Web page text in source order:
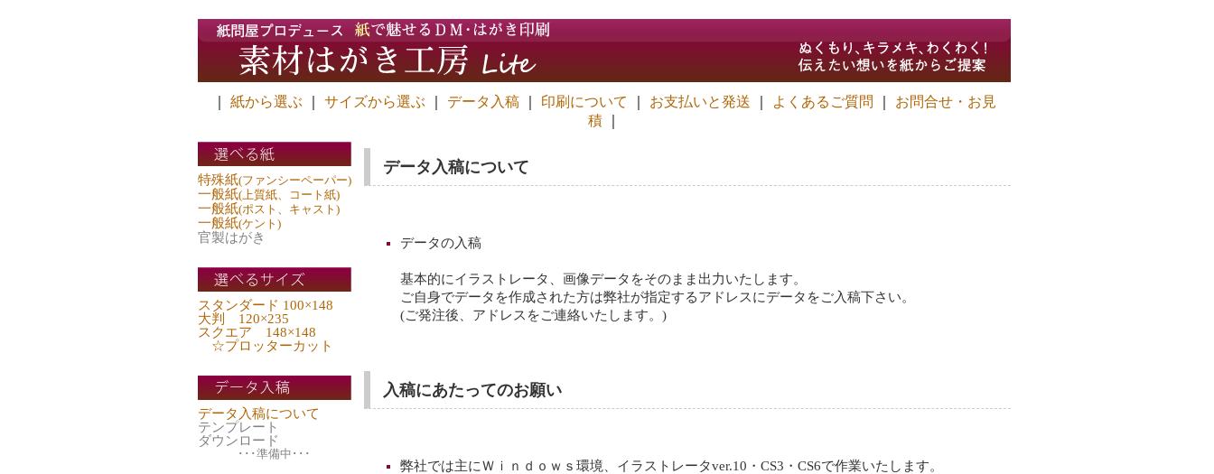
紙から選ぶ サイズから選ぶ データ入稿｜ 印刷について お支払いと発送 よくあるご質問
お問合せ・お見
積
特殊紙(ファンシーペーパー)
一般紙(上質紙、コート紙)
一般紙(ポスト、キャスト)
一般紙(ケント)
官製はがき
スタンダード 100×148
大判 120×235
スクエア 148×148
☆プロッターカット
データ入稿について
テンプレート
ダウンロード
･･･準備中･･･
データ入稿について
データの入稿
基本的にイラストレータ、画像データをそのまま出力いたします。
ご自身でデータを作成された方は弊社が指定するアドレスにデータをご入稿下さい。
(ご発注後、アドレスをご連絡いたします。)
入稿にあたってのお願い
弊社では主にＷｉｎｄｏｗｓ環境、イラストレータver.10・CS3・CS6で作業いたします。